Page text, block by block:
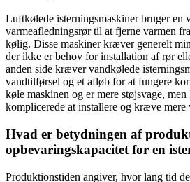
Luftkølede isterningsmaskiner bruger en
varmeafledningsrør til at fjerne varmen
kølig. Disse maskiner kræver generelt
der ikke er behov for installation af rør
anden side kræver vandkølede
vandtilførsel og et afløb for at fungere
køle maskinen og er mere støjsvage,
komplicerede at installere og kræve mere
Hvad er betydningen af
opbevaringskapacitet for en
Produktionstiden angiver, hvor lang tid